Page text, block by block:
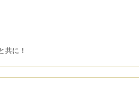
共に！